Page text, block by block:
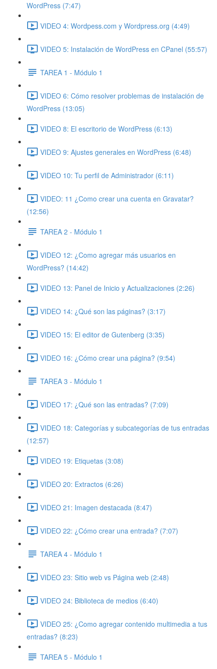
WordPress (7:47)
VIDEO 4: Wordpess.com y Wordpress.org (4:49)
VIDEO 5: Instalación de WordPress en CPanel (55:57)
TAREA 1 - Módulo 1
VIDEO 6: Cómo resolver problemas de instalación de
WordPress (13:05)
VIDEO 8: El escritorio de WordPress (6:13)
VIDEO 9: Ajustes generales en WordPress (6:48)
VIDEO 10: Tu perfil de Administrador (6:11)
VIDEO: 11 ¿Como crear una cuenta en Gravatar?
(12:56)
TAREA 2 - Módulo 1
VIDEO 12: ¿Como agregar más usuarios en
WordPress? (14:42)
VIDEO 13: Panel de Inicio y Actualizaciones (2:26)
VIDEO 14: ¿Qué son las páginas? (3:17)
VIDEO 15: El editor de Gutenberg (3:35)
VIDEO 16: ¿Cómo crear una página? (9:54)
TAREA 3 - Módulo 1
VIDEO 17: ¿Qué son las entradas? (7:09)
VIDEO 18: Categorías y subcategorías de tus entradas
(12:57)
VIDEO 19: Etiquetas (3:08)
VIDEO 20: Extractos (6:26)
VIDEO 21: Imagen destacada (8:47)
VIDEO 22: ¿Cómo crear una entrada? (7:07)
TAREA 4 - Módulo 1
VIDEO 23: Sitio web vs Página web (2:48)
VIDEO 24: Biblioteca de medios (6:40)
VIDEO 25: ¿Como agregar contenido multimedia a tus
entradas? (8:23)
TAREA 5 - Módulo 1